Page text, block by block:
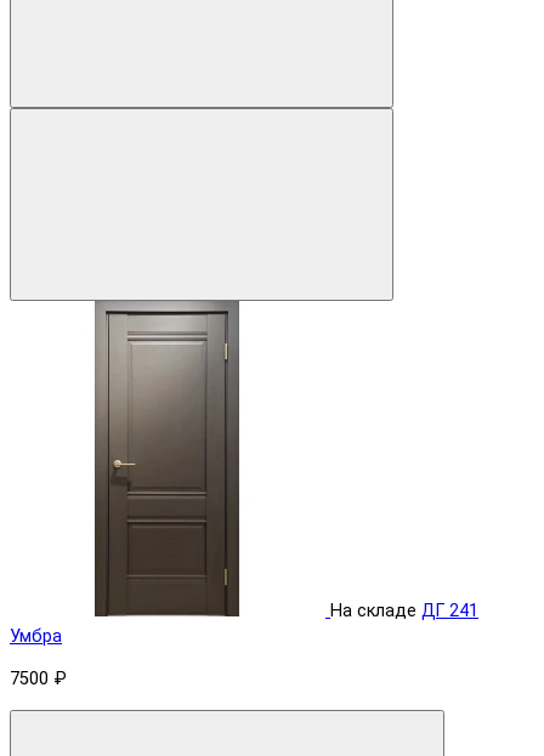
На складе ДГ 241
Умбра
7500 ₽